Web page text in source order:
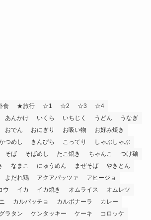
食 ★旅行 ☆1 ☆2 ☆3
☆4
あんかけ いくら いちじく うどん
うなぎ
おでん おにぎり お吸い物
お好み焼き
つめし きんぴら こってり
しゃぶしゃぶ
そば そばめし たこ焼き ちゃんこ
つけ麺
なまこ にゅうめん まぜそば
やきとん
よだれ鶏 アクアパッツァ
アヒージョ
ウ イカ イカ焼き オムライス
オムレツ
カルパッチョ カルボナーラ
カレー
グラタン ケンタッキー ケーキ
コロッケ